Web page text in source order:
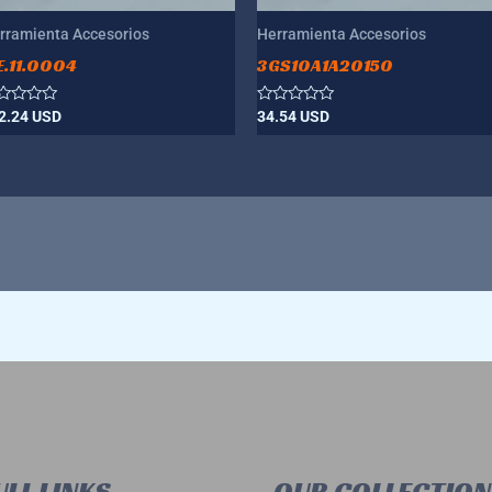
Accesorios
USD
Herramienta Accesorios
3GS10A1A20150
Valorado
34.54USD